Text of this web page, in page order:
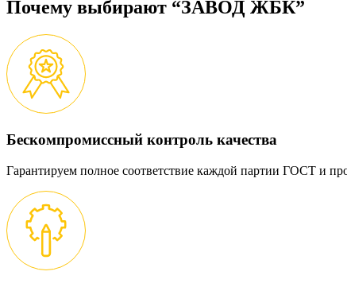
Почему выбирают “ЗАВОД ЖБК”
Бескомпромиссный контроль качества
Гарантируем полное соответствие каждой партии ГОСТ и